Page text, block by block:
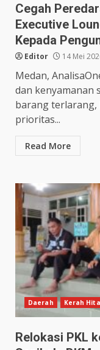
Cegah
Executive
Kepada
Editor 14 Mei
Medan,
dan kenyamanan
barang terlarang,
prioritas...
Read More
Daerah Kerah
Relokasi PKL